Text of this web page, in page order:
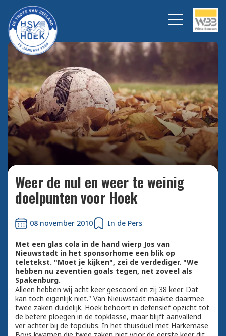
Bekijk alle foto's
Weer de nul en weer te weinig
doelpunten voor Hoek
08 november 2010 In de Pers
Met een glas cola in de hand wierp Jos van
Nieuwstadt in het sponsorhome een blik op
teletekst. "Moet je kijken", zei de verdediger. "We
hebben nu zeventien goals tegen, net zoveel als
Spakenburg.
Alleen hebben wij acht keer gescoord en zij 38 keer. Dat
kan toch eigenlijk niet." Van Nieuwstadt maakte daarmee
twee zaken duidelijk. Hoek behoort in defensief opzicht tot
de betere ploegen in de topklasse, maar blijft aanvallend
ver achter bij de topclubs. In het thuisduel met Harkemase